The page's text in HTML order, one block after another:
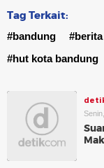
Tag Terkait:
#bandung
#hut kota bandung